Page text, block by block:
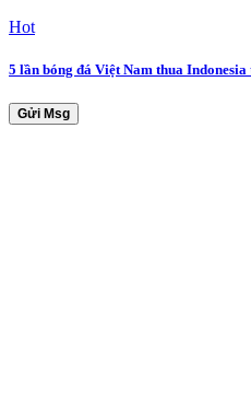
Hot
5 lần bóng đá Việt Nam thua
Gửi Msg